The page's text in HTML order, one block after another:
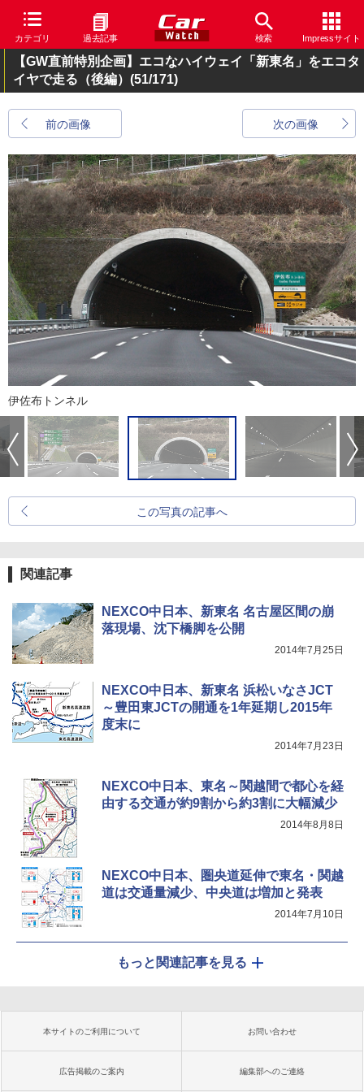
カテゴリ 過去記事 検索 Impressサイト
【GW直前特別企画】エコなハイウェイ「新東名」をエコタ
イヤで走る（後編） (51/171)
前の画像 次の画像
伊佐布トンネル
この写真の記事へ
関連記事
NEXCO中日本、新東名 名古屋区間の崩
落現場、沈下橋脚を公開
2014年7月25日
NEXCO中日本、新東名 浜松いなさJCT
～豊田東JCTの開通を1年延期し2015年
度末に
2014年7月23日
NEXCO中日本、東名～関越間で都心を経
由する交通が約9割から約3割に大幅減少
2014年8月8日
NEXCO中日本、圏央道延伸で東名・関越
道は交通量減少、中央道は増加と発表
2014年7月10日
もっと関連記事を見る
本サイトのご利用について お問い合わせ
広告掲載のご案内 編集部へのご連絡